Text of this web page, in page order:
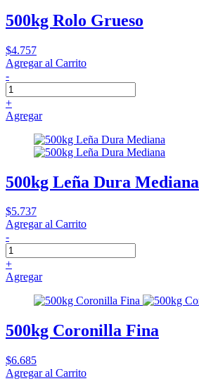
500kg Rolo Grueso
$4.757
Agregar al Carrito
-
+
Agregar
500kg Leña Dura Mediana
$5.737
Agregar al Carrito
-
+
Agregar
500kg Coronilla Fina
$6.685
Agregar al Carrito